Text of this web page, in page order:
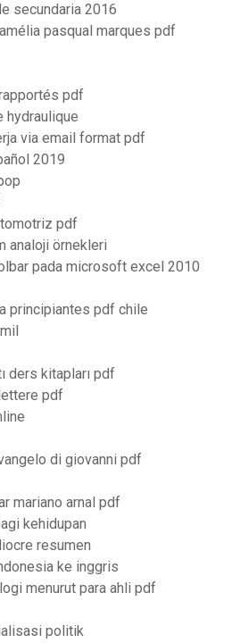
secundaria 2016
pasqual marques pdf
pdf
hydraulique
via email format pdf
2019
pdf
analoji örnekleri
pada microsoft excel 2010
principiantes pdf chile
ders kitapları pdf
pdf
di giovanni pdf
mariano arnal pdf
kehidupan
resumen
ke inggris
menurut para ahli pdf
politik